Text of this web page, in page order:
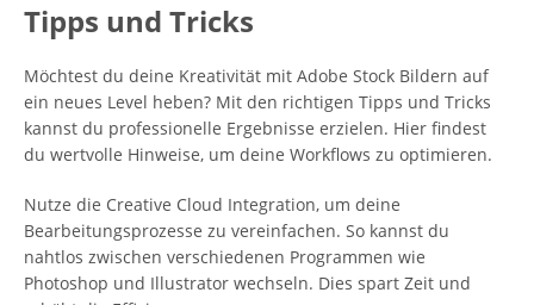
Tipps und Tricks
Möchtest du deine Kreativität mit Adobe Stock Bildern auf
ein neues Level heben? Mit den richtigen Tipps und Tricks
kannst du professionelle Ergebnisse erzielen. Hier findest
du wertvolle Hinweise, um deine Workflows zu optimieren.
Nutze die Creative Cloud Integration, um deine
Bearbeitungsprozesse zu vereinfachen. So kannst du
nahtlos zwischen verschiedenen Programmen wie
Photoshop und Illustrator wechseln. Dies spart Zeit und